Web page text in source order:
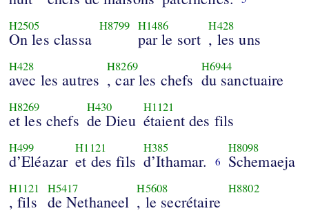
H2505
On les classa
H8799 H1486
par le sort
H428
, les uns
H428
avec les autres
H8269
, car les chefs
H6944
du sanctuaire
H8269
et les chefs
H430
de Dieu
H1121
étaient des fils
H499
d’Eléazar
H1121
et des fils
H385
d’Ithamar. 6
H8098
Schemaeja
H1121
, fils
H5417
de Nethaneel
H5608
, le secrétaire
H8802